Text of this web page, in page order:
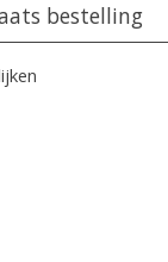
bestelling